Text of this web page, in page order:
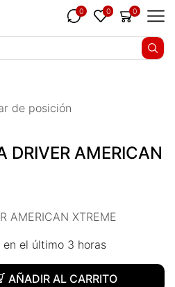
0 0 0
DRIVER AMERICAN
AMERICAN XTREME
el último 3 horas
AÑADIR AL CARRITO